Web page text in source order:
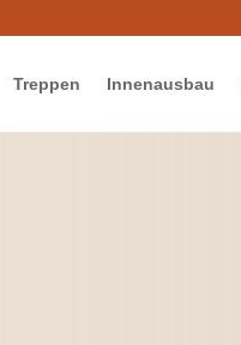
Treppen Innenausbau